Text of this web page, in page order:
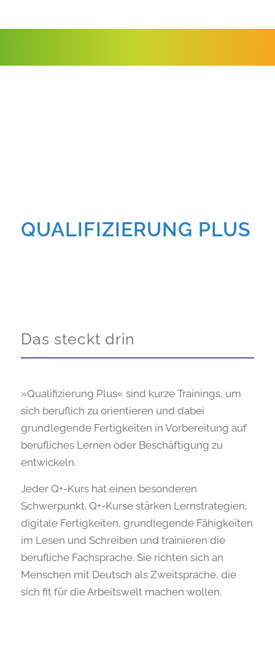
QUALIFIZIERUNG PLUS
Das steckt drin
»Qualifizierung Plus« sind kurze Trainings, um
sich beruflich zu orientieren und dabei
grundlegende Fertigkeiten in Vorbereitung auf
berufliches Lernen oder Beschäftigung zu
entwickeln.
Jeder Q+-Kurs hat einen besonderen
Schwerpunkt. Q+-Kurse stärken Lernstrategien,
digitale Fertigkeiten, grundlegende Fähigkeiten
im Lesen und Schreiben und trainieren die
berufliche Fachsprache. Sie richten sich an
Menschen mit Deutsch als Zweitsprache, die
sich fit für die Arbeitswelt machen wollen.